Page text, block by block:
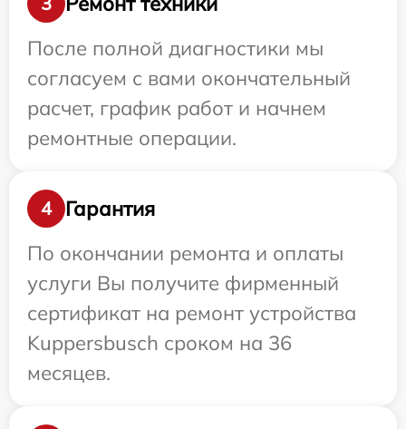
После полной диагностики мы
согласуем с вами окончательный
расчет, график работ и начнем
ремонтные операции.
4
Гарантия
По окончании ремонта и оплаты
услуги Вы получите фирменный
сертификат на ремонт устройства
Kuppersbusch сроком на 36
месяцев.